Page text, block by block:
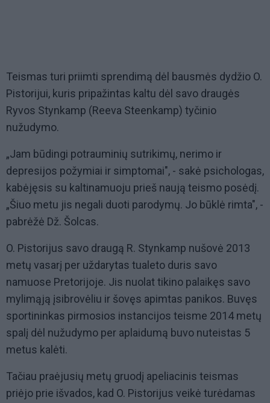
Teismas turi priimti sprendimą dėl bausmės dydžio O.
Pistorijui, kuris pripažintas kaltu dėl savo draugės
Ryvos Stynkamp (Reeva Steenkamp) tyčinio
nužudymo.
„Jam būdingi potrauminių sutrikimų, nerimo ir
depresijos požymiai ir simptomai", - sakė psichologas,
kabėjęsis su kaltinamuoju prieš naują teismo posėdį.
„Šiuo metu jis negali duoti parodymų. Jo būklė rimta", -
pabrėžė Dž. Šolcas.
O. Pistorijus savo draugą R. Stynkamp nušovė 2013
metų vasarį per uždarytas tualeto duris savo
namuose Pretorijoje. Jis nuolat tikino palaikęs savo
mylimąją įsibrovėliu ir šovęs apimtas panikos. Buvęs
sportininkas pirmosios instancijos teisme 2014 metų
spalį dėl nužudymo per aplaidumą buvo nuteistas 5
metus kalėti.
Tačiau praėjusių metų gruodį apeliacinis teismas
priėjo prie išvados, kad O. Pistorijus veikė turėdamas